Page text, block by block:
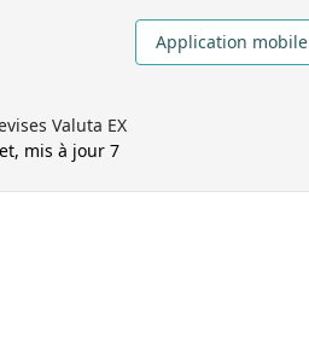
Application mobile
Valuta EX
mis à jour 7